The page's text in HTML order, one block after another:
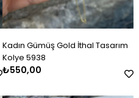
New
Item
Kadın Gümüş Gold İthal Tasarım
Kolye 5938
₺550,00